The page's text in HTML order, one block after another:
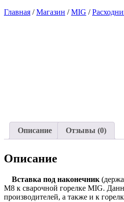
Главная /Магазин /MIG /
Описание Отзывы (0)
Описание
Вставка под наконечник
М8 к сварочной горелке MIG.
производителей, а также и к